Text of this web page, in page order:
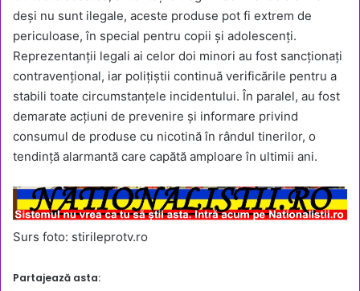
deși nu sunt ilegale, aceste produse pot fi extrem de
periculoase, în special pentru copii și adolescenți.
Reprezentanții legali ai celor doi minori au fost sancționați
contravențional, iar polițiștii continuă verificările pentru a
stabili toate circumstanțele incidentului. În paralel, au fost
demarate acțiuni de prevenire și informare privind
consumul de produse cu nicotină în rândul tinerilor, o
tendință alarmantă care capătă amploare în ultimii ani.
Surs foto: stirileprotv.ro
Partajează asta: